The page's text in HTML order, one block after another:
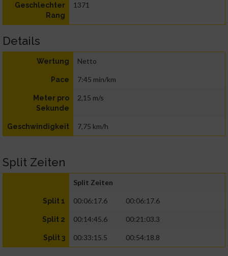
Geschlechter
Rang
1371
Details
Wertung Netto
Pace 7:45 min/km
Meter pro
Sekunde
2,15 m/s
Geschwindigkeit 7,75 km/h
Split Zeiten
Split Zeiten
Split 1 00:06:17.6 00:06:17.6
Split 2 00:14:45.6 00:21:03.3
Split 3 00:33:15.5 00:54:18.8